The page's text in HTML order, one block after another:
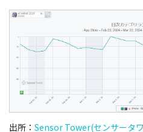
出所： Sensor Tower(センサータ